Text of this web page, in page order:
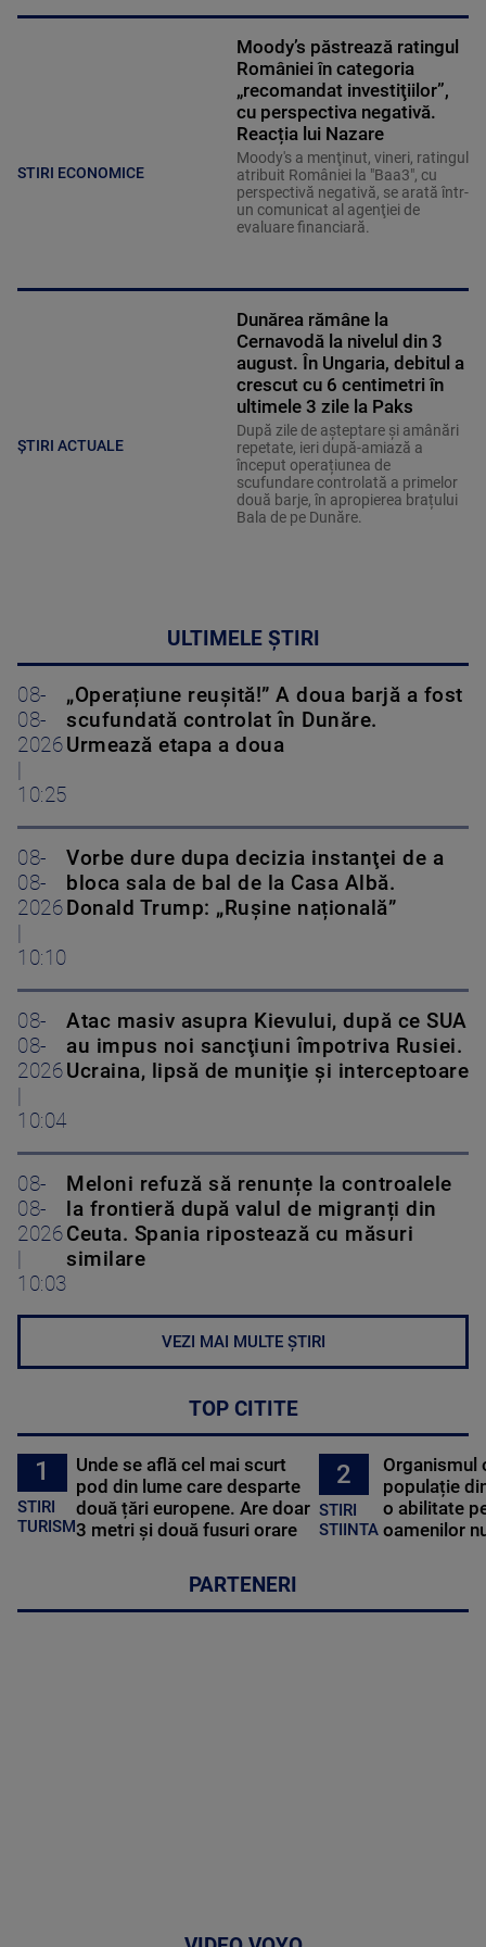
STIRI ECONOMICE
Moody’s păstrează ratingul
României în categoria
„recomandat investiţiilor”,
cu perspectiva negativă.
Reacția lui Nazare
Moody's a menţinut, vineri, ratingul
atribuit României la "Baa3", cu
perspectivă negativă, se arată într-
un comunicat al agenţiei de
evaluare financiară.
ȘTIRI ACTUALE
Dunărea rămâne la
Cernavodă la nivelul din 3
august. În Ungaria, debitul a
crescut cu 6 centimetri în
ultimele 3 zile la Paks
După zile de așteptare și amânări
repetate, ieri după-amiază a
început operațiunea de
scufundare controlată a primelor
două barje, în apropierea brațului
Bala de pe Dunăre.
ULTIMELE ȘTIRI
08-
08-
2026
10:25
„Operațiune reușită!” A doua barjă a fost
scufundată controlat în Dunăre.
Urmează etapa a doua
08-
08-
2026
10:10
Vorbe dure dupa decizia instanţei de a
bloca sala de bal de la Casa Albă.
Donald Trump: „Rușine națională”
08-
08-
2026
10:04
Atac masiv asupra Kievului, după ce SUA
au impus noi sancţiuni împotriva Rusiei.
Ucraina, lipsă de muniţie şi interceptoare
08-
08-
2026
10:03
Meloni refuză să renunțe la controalele
la frontieră după valul de migranți din
Ceuta. Spania ripostează cu măsuri
similare
VEZI MAI MULTE ȘTIRI
TOP CITITE
1
STIRI
TURISM
Unde se află cel mai scurt
pod din lume care desparte
două țări europene. Are doar
3 metri și două fusuri orare
2
STIRI
STIINTA
Organismul
populație
o abilitate
oamenilor
PARTENERI